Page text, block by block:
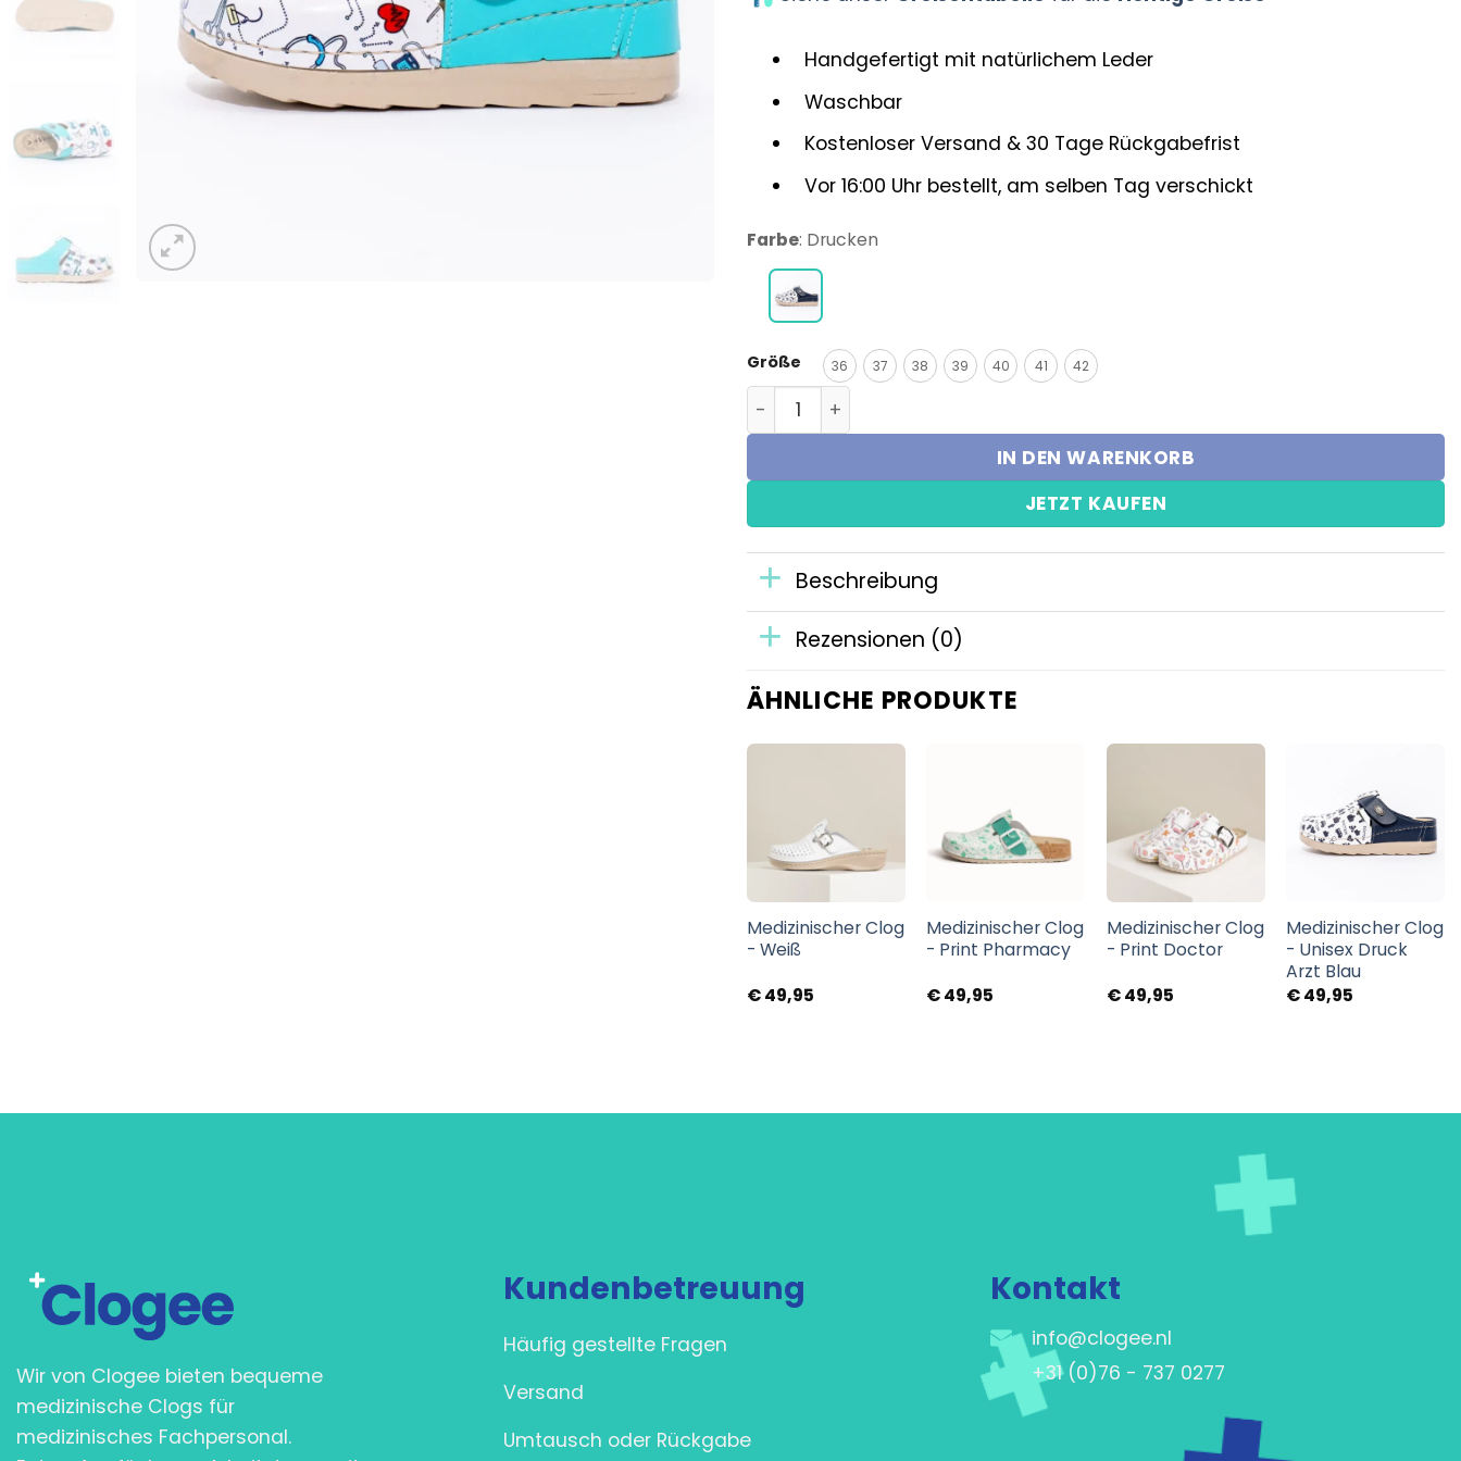
Handgefertigt mit natürlichem Leder
Waschbar
Kostenloser Versand & 30 Tage Rückgabefrist
Vor 16:00 Uhr bestellt, am selben Tag verschickt
Farbe: Drucken
Größe 36 37 38 39 40 41 42
Medische klomp - Unisex Print Doctor Mint Blauw Menge
IN DEN WARENKORB
JETZT KAUFEN
Beschreibung
Rezensionen (0)
ÄHNLICHE PRODUKTE
Medizinischer Clog
- Weiß
€49,95
Medizinischer Clog
- Print Pharmacy
€49,95
Medizinischer Clog
- Print Doctor
€49,95
Medizinischer Clog
- Unisex Druck
Arzt Blau
€49,95
Wir von Clogee bieten bequeme
medizinische Clogs für
medizinisches Fachpersonal.
Kundenbetreuung
Häufig gestellte Fragen
Versand
Umtausch oder Rückgabe
Kontakt
info@clogee.nl
+31 (0)76 - 737 0277